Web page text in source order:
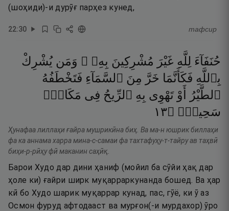
(шоҳиди)-и дурӯғ парҳез кунед,
22:30 тафсир
حُنَفَآءَ لِلَّهِ غَيْرَ مُشْرِكِينَ بِهِۦ ۚ وَمَن يُشْرِكْ
بِٱللَّهِ فَكَأَنَّمَا خَرَّ مِنَ ٱلسَّمَآءِ فَتَخْطَفُهُ
ٱلطَّيْرُ
أَوْ تَهْوِى بِهِ ٱلرِّيحُ فِى مَكَانٍۢ
سَحِيقٍۢ ۝٣١
Ҳунафаа лиллаҳи ғайра мушрикӣна биҳ. Ва ма-н юшрик биллаҳи
фа ка аннама харра мина-с-самаи фа тахтафуҳу-т-тайру ав таҳвӣ
биҳи-р-рӣҳу фӣ маканин саҳӣқ.
Барои Худо дар дини ҳаниф (мойил ба сӯйи ҳақ дар
ҳоле ки) ғайри ширк муқарраркунанда бошед. Ва ҳар
кӣ бо Худо шарик муқаррар кунад, пас, гӯё, ки ӯ аз
Осмон фуруд афтодааст ва мурғон(-и мурдахор) ӯро